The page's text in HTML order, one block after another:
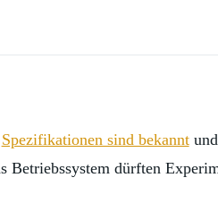
Spezifikationen sind bekanntund
dürften